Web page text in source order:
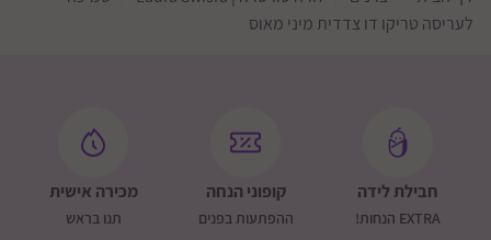
לעריסה טריקו דו צדדית מיני מאוס
חבילת לידה
EXTRA הנחות!
קופוני הנחה
ההפתעות בפנים
מכירה אישית
תנו בראש